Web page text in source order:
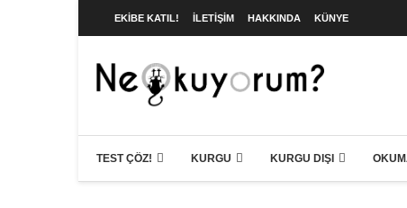
EKIBE KATIL! İLETIŞIM HAKKINDA KÜNYE
TEST ÇÖZ! KURGU KURGU DIŞI